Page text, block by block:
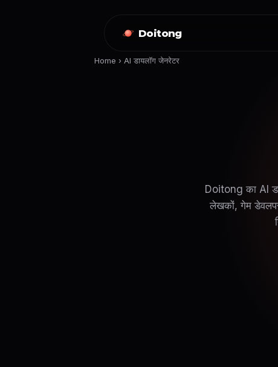
Doitong
Home › AI डायलॉग जेनरेटर
Doitong का AI
लेखकों, गेम